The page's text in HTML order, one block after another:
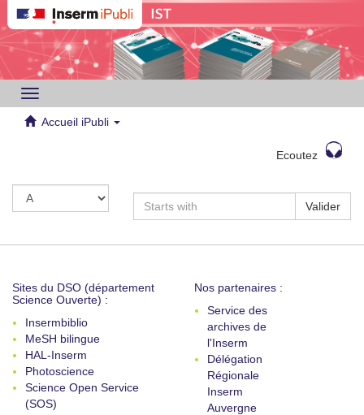
Toggle
navigation
Accueil iPubli
Ecoutez
Valider
Sites du DSO (département
Science Ouverte) :
Insermbiblio
MeSH bilingue
HAL-Inserm
Photoscience
Science Open Service
(SOS)
Nos partenaires :
Service des
archives de
l'Inserm
Délégation
Régionale
Inserm
Auvergne